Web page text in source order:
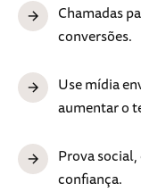
Chamadas
conversões.
Use mídia
aumentar o
Prova
confiança.